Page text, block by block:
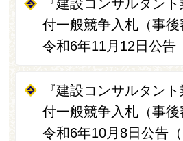
『建設コンサルタン
付一般競争入札（事
令和6年11月12日公告
『建設コンサルタン
付一般競争入札（事
令和6年10月8日公告（